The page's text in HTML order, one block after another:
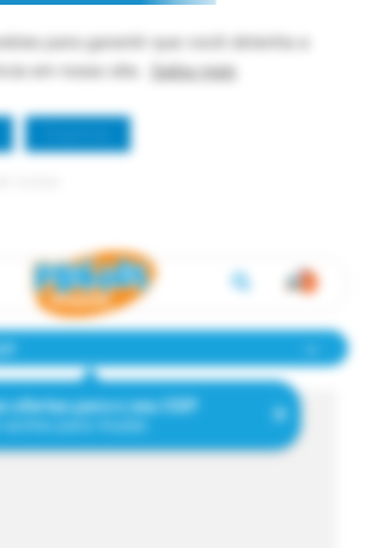
para garantir que você obtenha a
em nosso site.
Saiba mais
ofertas para o seu CEP